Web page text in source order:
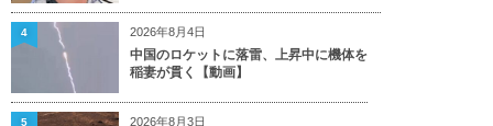
2026年8月4日
中国のロケットに落雷、上昇中に機体を
稲妻が貫く【動画】
4
2026年8月3日
5